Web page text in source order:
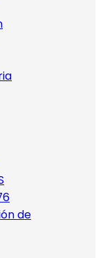
de